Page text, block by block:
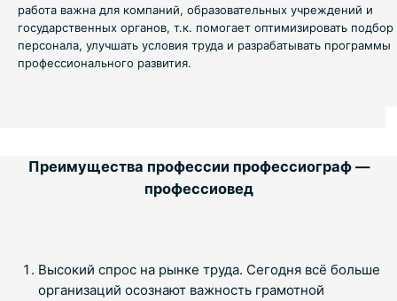
работа важна для компаний, образовательных учреждений и
государственных органов, т.к. помогает оптимизировать подбор
персонала, улучшать условия труда и разрабатывать программы
профессионального развития.
Преимущества профессии профессиограф —
профессиовед
Высокий спрос на рынке труда. Сегодня всё больше
организаций осознают важность грамотной